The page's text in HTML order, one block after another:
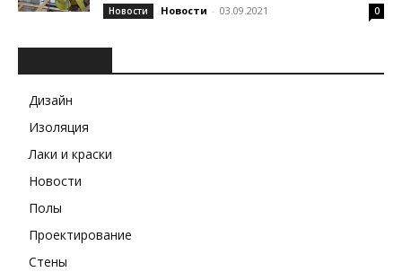
Новости Новости - 03.09.2021 0
Дизайн
Изоляция
Лаки и краски
Новости
Полы
Проектирование
Стены